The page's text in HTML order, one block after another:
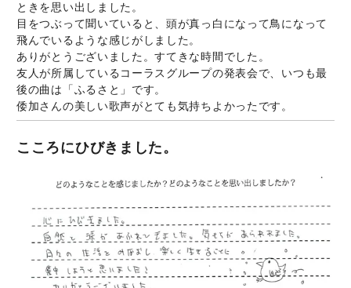
ときを思い出しました。
目をつぶって聞いていると、頭が真っ白になって鳥になって
飛んでいるような感じがしました。
ありがとうございました。すてきな時間でした。
友人が所属しているコーラスグループの発表会で、いつも最
後の曲は「ふるさと」です。
倭加さんの美しい歌声がとても気持ちよかったです。
こころにひびきました。